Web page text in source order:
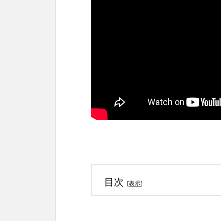
目次 [表示]